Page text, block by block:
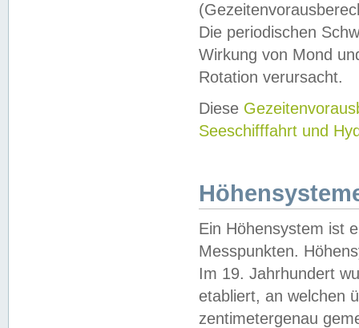
Die periodischen
Wirkung von Mond
Rotation verursacht.
Diese
Seeschifffahrt und
Ein Höhensystem ist
Messpunkten.
Im 19. Jahrhundert
etabliert, an welchen
zentimetergenau